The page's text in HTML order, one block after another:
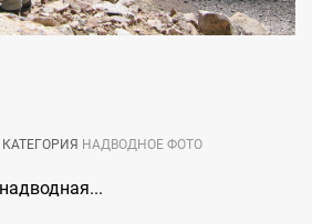
КАТЕГОРИЯ НАДВОДНОЕ ФОТО